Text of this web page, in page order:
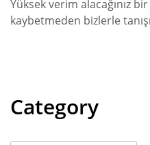
Yüksek verim alacağınız
kaybetmeden bizlerle
Category